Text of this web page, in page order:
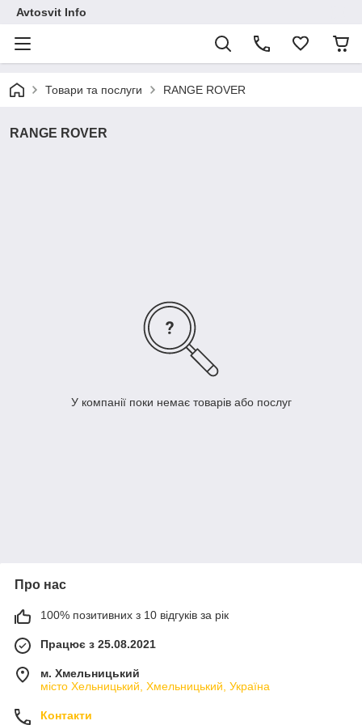
Avtosvit Info
Товари та послуги RANGE ROVER
RANGE ROVER
У компанії поки немає товарів або послуг
Про нас
100% позитивних з 10 відгуків за рік
Працює з 25.08.2021
м. Хмельницький
місто Хельницький, Хмельницький, Україна
Контакти